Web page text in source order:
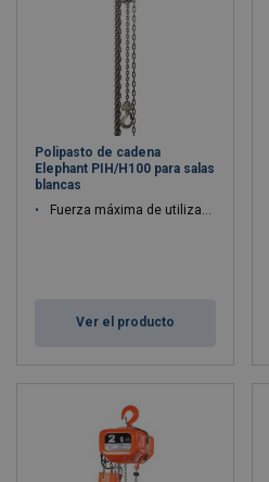
Polipasto de cadena
Elephant PIH/H100 para salas
blancas
Fuerza máxima de utilización WLL: 0.5 - 2 ton
Ver el producto